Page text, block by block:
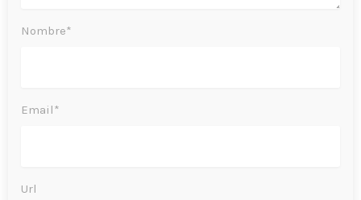
Nombre*
Email*
Url